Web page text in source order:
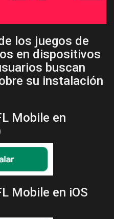
los juegos de
en dispositivos
buscan
su instalación
Mobile en
Mobile en iOS